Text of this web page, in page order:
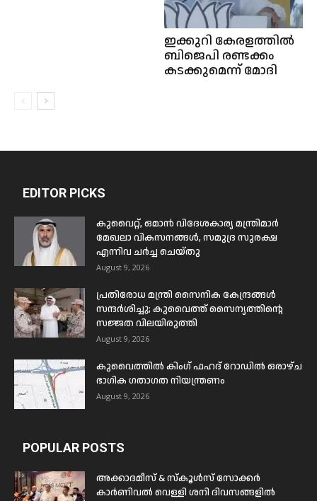
ഇക്കുറി കേരളത്തില്‍
ബിജെപി രണ്ടക്കം
കടക്കുമെന്ന് മോദി
EDITOR PICKS
കുവൈറ്റ്, ഒമാൻ വിദേശകാര്യ മന്ത്രിമാർ
മേഖലാ വികസനങ്ങൾ, സമുദ്ര സുരക്ഷ
എന്നിവ ചർച്ച ചെയ്തു
August 9, 2026
പ്രതിരോധ മന്ത്രി സൈനിക കേന്ദ്രങ്ങൾ
സന്ദർശിച്ചു; കുവൈത്ത് സൈന്യത്തിന്റെ
സജ്ജത വിലയിരുത്തി
August 9, 2026
കുവൈത്തിൽ കിംഗ് ഫഹദ് റോഡിൽ ഒരാഴ്ച
ഭാഗിക ഗതാഗത നിയന്ത്രണം
August 9, 2026
POPULAR POSTS
അക്കാദമീസ് & സ്കൂൾസ് സോക്കർ
കാർണിവൽ വെള്ളി ശനി ദിവസങ്ങളിൽ